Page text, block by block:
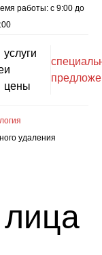
работы: c 9:00 до
услуги
и
цены
удаления